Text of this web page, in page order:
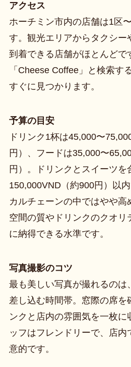
アクセス
ホーチミン市内の店舗は1区
す。観光エリアからタクシー
到着できる店舗がほとんどで
「Cheese Coffee」と検索す
すぐに見つかります。
予算の目安
ドリンク1杯は45,000〜
円）、フードは35,000〜
円）。ドリンクとスイーツを
150,000VND（約900円）以
カルチェーンの中ではやや高
空間の質やドリンクのクオリ
に納得できる水準です。
写真撮影のコツ
最も美しい写真が撮れるのは
差し込む時間帯。窓際の席を
ンクと店内の雰囲気を一枚に
ッフはフレンドリーで、店
意的です。